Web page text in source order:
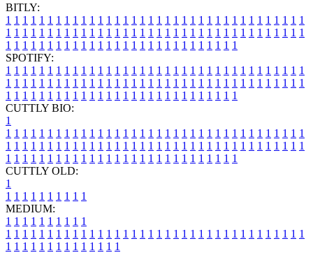
BITLY:
1 1 1 1 1 1 1 1 1 1 1 1 1 1 1 1 1 1 1 1 1 1 1 1 1 1 1 1 1 1 1 1 1 1 1 1
1 1 1 1 1 1 1 1 1 1 1 1 1 1 1 1 1 1 1 1 1 1 1 1 1 1 1 1 1 1 1 1 1 1 1 1
1 1 1 1 1 1 1 1 1 1 1 1 1 1 1 1 1 1 1 1 1 1 1 1 1 1 1 1
SPOTIFY:
1 1 1 1 1 1 1 1 1 1 1 1 1 1 1 1 1 1 1 1 1 1 1 1 1 1 1 1 1 1 1 1 1 1 1 1
1 1 1 1 1 1 1 1 1 1 1 1 1 1 1 1 1 1 1 1 1 1 1 1 1 1 1 1 1 1 1 1 1 1 1 1
1 1 1 1 1 1 1 1 1 1 1 1 1 1 1 1 1 1 1 1 1 1 1 1 1 1 1 1
CUTTLY BIO:
1
1 1 1 1 1 1 1 1 1 1 1 1 1 1 1 1 1 1 1 1 1 1 1 1 1 1 1 1 1 1 1 1 1 1 1 1
1 1 1 1 1 1 1 1 1 1 1 1 1 1 1 1 1 1 1 1 1 1 1 1 1 1 1 1 1 1 1 1 1 1 1 1
1 1 1 1 1 1 1 1 1 1 1 1 1 1 1 1 1 1 1 1 1 1 1 1 1 1 1 1
CUTTLY OLD:
1
1 1 1 1 1 1 1 1 1 1
MEDIUM:
1 1 1 1 1 1 1 1 1 1
1 1 1 1 1 1 1 1 1 1 1 1 1 1 1 1 1 1 1 1 1 1 1 1 1 1 1 1 1 1 1 1 1 1 1 1
1 1 1 1 1 1 1 1 1 1 1 1 1 1